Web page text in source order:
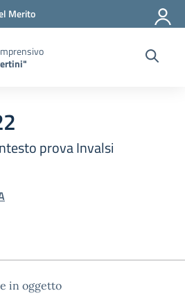
Merito
prova Invalsi
in oggetto